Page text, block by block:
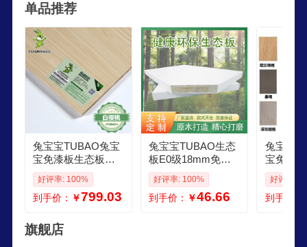
要以全屋定制、衣柜定制、环保板材、整体衣柜等
家居产品为核心。坚持多渠道营销策略，整合生态
资源，为消费者提供全健康家居装饰综合服务。
单品推荐
兔宝宝TUBAO兔宝
宝免漆板生态板屋
定制实木板杉木衣
柜橱柜板材异形封
边裁剪 ENF杉木芯
好评率: 100%
到手价： ￥799.03
兔宝宝TUBAO生态
板E0级18mm免漆
板杨木芯生态板衣
柜隔板 6020兔宝宝
默认白色送兔钉贴
好评率: 100%
到手价： ￥46.66
兔宝宝
宝免漆
衣柜家
板杨木
m双面
好评率:
到手价：
旗舰店